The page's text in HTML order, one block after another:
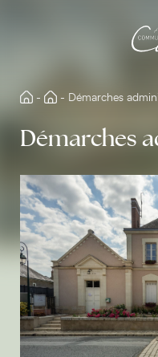
- - Démarches
Démarches